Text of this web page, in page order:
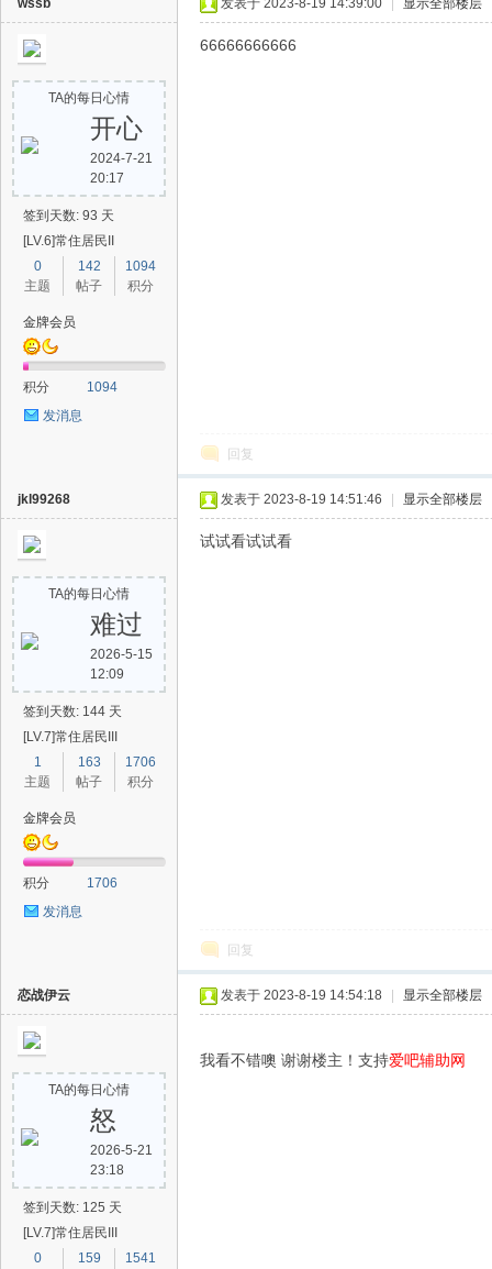
wssb
TA的每日心情
开心
2024-7-21
20:17
签到天数: 93 天
[LV.6]常住居民II
0
主题
142
帖子
1094
积分
金牌会员
积分
1094
发消息
发表于 2023-8-19 14:39:00 显示全部楼层
66666666666
回复
jkl99268
TA的每日心情
难过
2026-5-15
12:09
签到天数: 144 天
[LV.7]常住居民III
1
主题
163
帖子
1706
积分
金牌会员
积分
1706
发消息
发表于 2023-8-19 14:51:46 显示全部楼层
试试看试试看
回复
恋战伊云
TA的每日心情
怒
2026-5-21
23:18
签到天数: 125 天
[LV.7]常住居民III
0
159
1541
发表于 2023-8-19 14:54:18 显示全部楼层
我看不错噢 谢谢楼主！支持爱吧辅助网